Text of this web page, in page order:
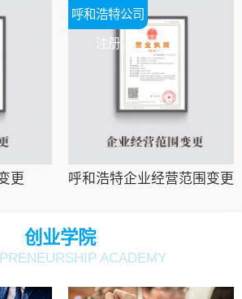
更
呼和浩特公司
注册
呼和浩特企业经营范围变更
创业学院
ACADEMY